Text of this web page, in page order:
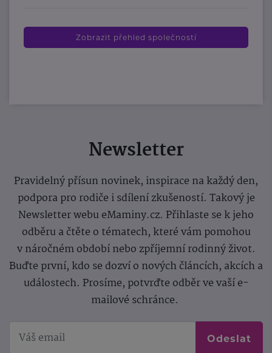
Zobrazit přehled společností
Newsletter
Pravidelný přísun novinek, inspirace na každý den,
podpora pro rodiče i sdílení zkušeností. Takový je
Newsletter webu eMaminy.cz. Přihlaste se k jeho
odběru a čtěte o tématech, které vám pomohou
v náročném období nebo zpříjemní rodinný život.
Buďte první, kdo se dozví o nových článcích, akcích a
událostech. Prosíme, potvrďte odběr ve vaší e-
mailové schránce.
Odeslat